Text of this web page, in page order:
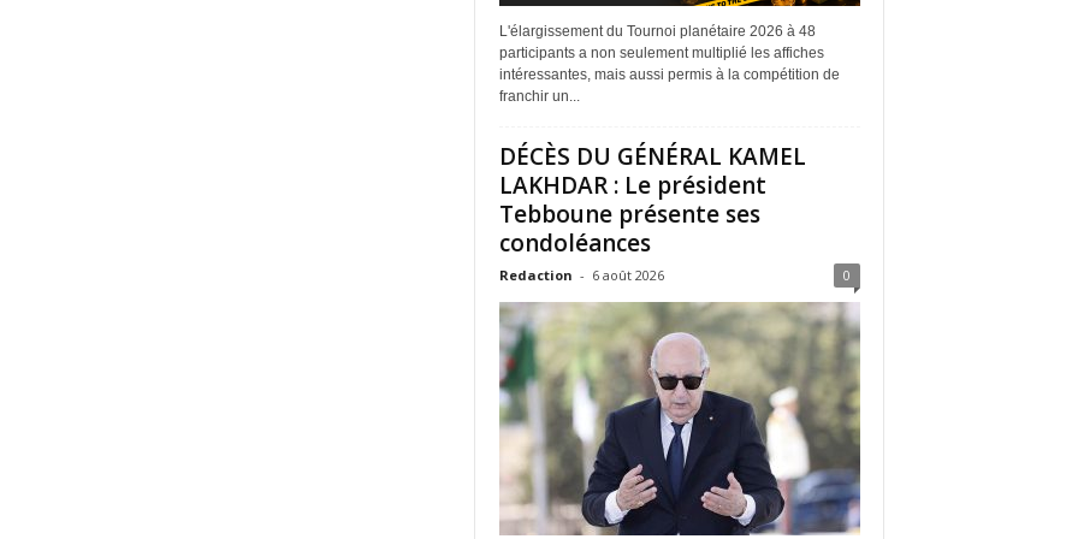
L'élargissement du Tournoi planétaire 2026 à 48
participants a non seulement multiplié les affiches
intéressantes, mais aussi permis à la compétition de
franchir un...
DÉCÈS DU GÉNÉRAL KAMEL
LAKHDAR : Le président
Tebboune présente ses
condoléances
Redaction - 6 août 2026 0